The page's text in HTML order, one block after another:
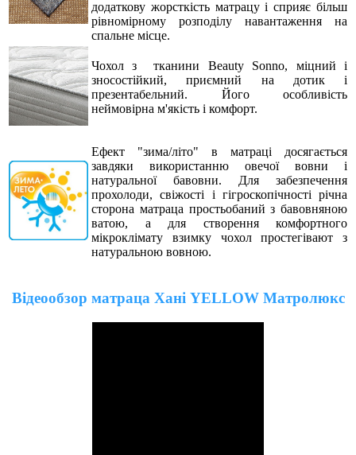
додаткову жорсткість матрацу і сприяє більш
рівномірному розподілу навантаження на
спальне місце.
Чохол з тканини Beauty Sonno, міцний і
зносостійкий, приємний на дотик і
презентабельний. Його особливість
неймовірна м'якість і комфорт.
Ефект "зима/літо" в матраці досягається
завдяки використанню овечої вовни і
натуральної бавовни. Для забезпечення
прохолоди, свіжості і гігроскопічності річна
сторона матраца простьобаний з бавовняною
ватою, а для створення комфортного
мікроклімату взимку чохол простегівают з
натуральною вовною.
Відеообзор матраца Хані YELLOW Матролюкс